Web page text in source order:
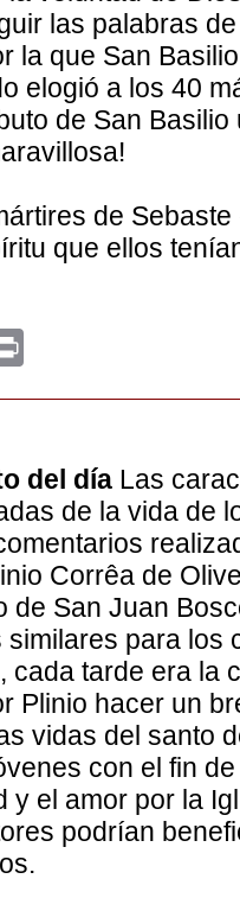
las palabras
la que San
elogió a los 40
de San Basilio
de
que ellos
del día Las
de la vida de
Corrêa de
de San Juan
similares para los
cada tarde era la
Plinio hacer un
vidas del santo
con el fin
y el amor por la
podrían